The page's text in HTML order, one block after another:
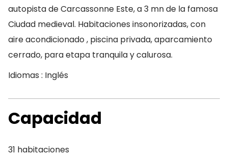
autopista de Carcassonne Este, a 3 mn de la famosa
Ciudad medieval. Habitaciones insonorizadas, con
aire acondicionado , piscina privada, aparcamiento
cerrado, para etapa tranquila y calurosa.
Idiomas : Inglés
Capacidad
31 habitaciones